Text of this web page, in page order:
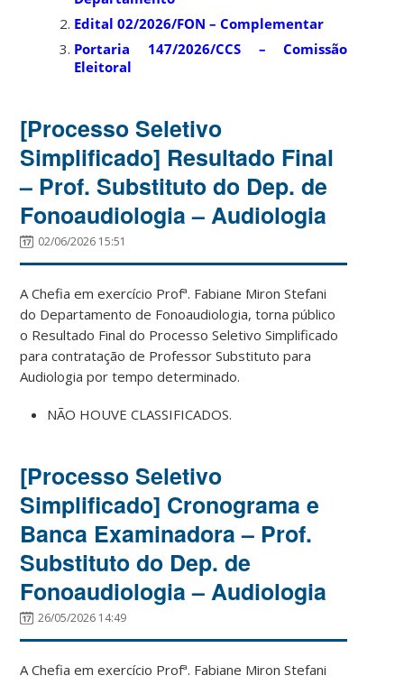
Edital 02/2026/FON – Complementar
Portaria 147/2026/CCS – Comissão
Eleitoral
[Processo Seletivo
Simplificado] Resultado Final
– Prof. Substituto do Dep. de
Fonoaudiologia – Audiologia
02/06/2026 15:51
A Chefia em exercício Profª. Fabiane Miron Stefani
do Departamento de Fonoaudiologia, torna público
o Resultado Final do Processo Seletivo Simplificado
para contratação de Professor Substituto para
Audiologia por tempo determinado.
NÃO HOUVE CLASSIFICADOS.
[Processo Seletivo
Simplificado] Cronograma e
Banca Examinadora – Prof.
Substituto do Dep. de
Fonoaudiologia – Audiologia
26/05/2026 14:49
A Chefia em exercício Profª. Fabiane Miron Stefani